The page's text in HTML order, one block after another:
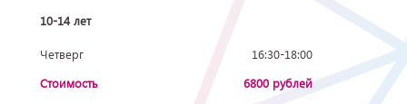
10-14 лет
Четверг
16:30-18:00
Стоимость
6800 рублей